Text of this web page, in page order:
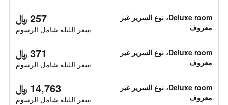
Deluxe room، نوع السرير غير
معروف
257 ﷼
سعر الليلة شامل الرسوم
Deluxe room، نوع السرير غير
معروف
371 ﷼
سعر الليلة شامل الرسوم
Deluxe room، نوع السرير غير
معروف
14,763 ﷼
سعر الليلة شامل الرسوم